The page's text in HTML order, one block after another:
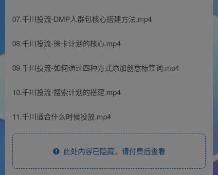
07.千川投流-DMP人群包核心搭建方法.mp4
08.千川投流-徕卡计划的核心.mp4
09.千川投流-如何通过四种方式添加创意标签词.mp4
10.千川投流-搜索计划的搭建.mp4
11.千川适合什么时候投放.mp4
此处内容已隐藏，请付费后查看